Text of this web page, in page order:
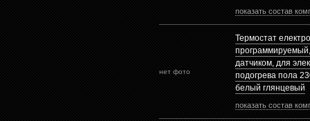
показать состав
нет фото
Термостат
датчиком, для
подогрева пола
белый глянцевый
показать состав